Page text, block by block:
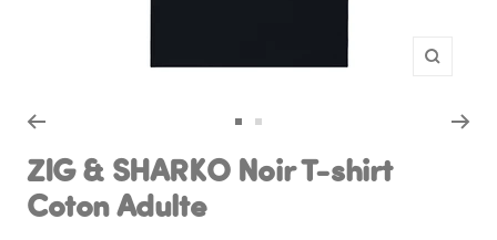
Zoom
au
slide
au
slide
ZIG & SHARKO Noir T-shirt
Coton Adulte